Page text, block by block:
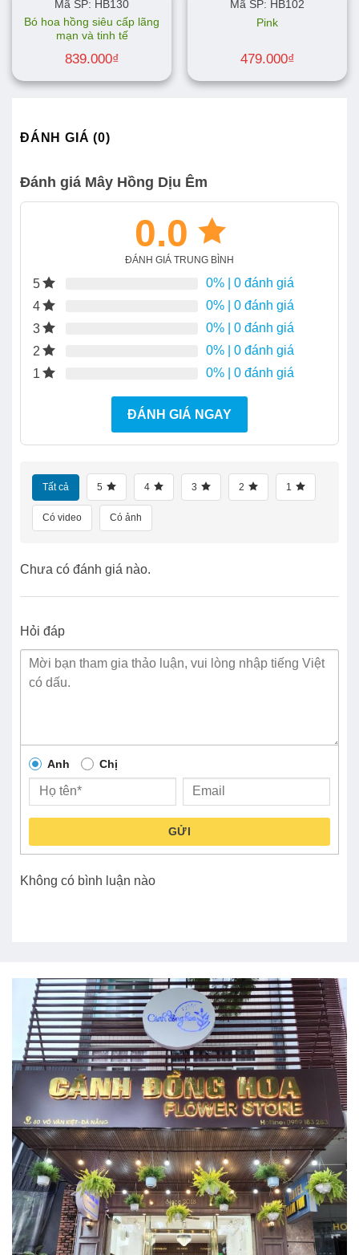
Mã SP: HB130
Bó hoa hồng siêu cấp lãng
mạn và tinh tế
839.000₫
Mã SP: HB102
Pink
479.000₫
ĐÁNH GIÁ (0)
Đánh giá Mây Hồng Dịu Êm
0.0
ĐÁNH GIÁ TRUNG BÌNH
5 0% | 0 đánh giá
4
0% | 0 đánh giá
3
0% | 0 đánh giá
2
0% | 0 đánh giá
1
0% | 0 đánh giá
ĐÁNH GIÁ NGAY
Tất cả 5 4 3 2 1
Có video Có ảnh
Chưa có đánh giá nào.
Hỏi đáp
Anh Chị
GỬI
Không có bình luận nào